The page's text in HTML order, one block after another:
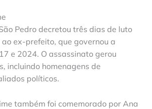
Pedro decretou três dias de luto
ex-prefeito, que governou a
e 2024. O assassinato gerou
incluindo homenagens de
políticos.
também foi comemorado por Ana